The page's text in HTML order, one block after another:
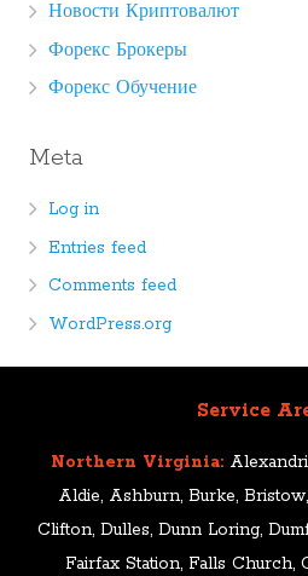
Новости Криптовалют
Форекс Брокеры
Форекс Обучение
Meta
Log in
Entries feed
Comments feed
WordPress.org
Service
Northern Virginia:
Aldie, Ashburn, Burke,
Clifton, Dulles, Dunn Loring,
Fairfax Station, Falls Church,